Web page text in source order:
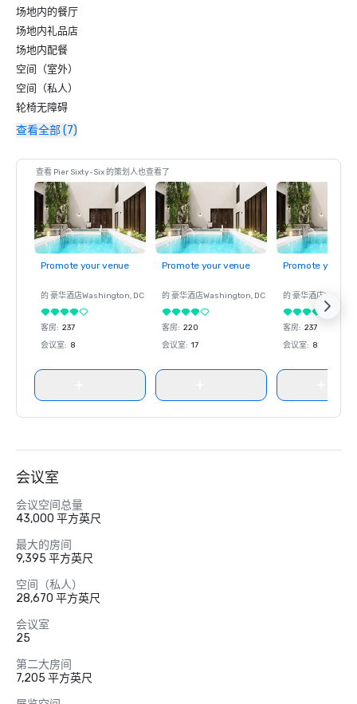
场地内的餐厅
场地内礼品店
场地内配餐
空间（室外）
空间（私人）
轮椅无障碍
查看全部 (7)
查看 Pier Sixty-Six 的策划人也查看了
Promote your venue
的 豪华酒店Washington, DC
客房: 237
会议室: 8
Promote your venue
的 豪华酒店Washington, DC
客房: 220
会议室: 17
Promote your
的 豪华酒店
客房: 237
会议室: 8
会议室
会议空间总量
43,000 平方英尺
最大的房间
9,395 平方英尺
空间（私人）
28,670 平方英尺
会议室
25
第二大房间
7,205 平方英尺